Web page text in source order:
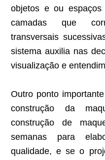
objetos e ou
camadas que
transversais
sistema auxilia nas
visualização e
Outro ponto
construção da
construção de
semanas para
qualidade, e se o